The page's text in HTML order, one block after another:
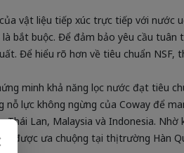
vật liệu tiếp xúc trực tiếp với nước
bắt buộc. Để đảm bảo yêu cầu tuân
Để hiểu rõ hơn về tiêu chuẩn NSF,
minh khả năng lọc nước đạt tiêu
lực không ngừng của Coway để
Lan, Malaysia và Indonesia. Nhờ
được ưa chuộng tại thị trường Hàn